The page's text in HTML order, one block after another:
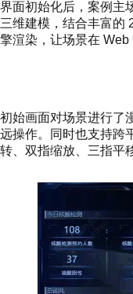
界面初始化后，案例主
三维建模，结合丰富的
擎渲染，让场景在
初始画面对场景进行了
远操作。同时也支持跨
转、双指缩放、三指平